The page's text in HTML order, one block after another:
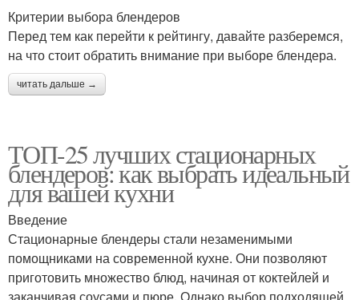
Критерии выбора блендеров
Перед тем как перейти к рейтингу, давайте разберемся,
на что стоит обратить внимание при выборе блендера.
читать дальше →
ТОП-25 лучших стационарных
блендеров: как выбрать идеальный
для вашей кухни
Введение
Стационарные блендеры стали незаменимыми
помощниками на современной кухне. Они позволяют
приготовить множество блюд, начиная от коктейлей и